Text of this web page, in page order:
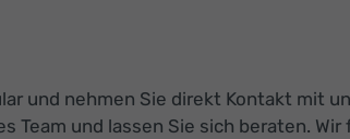
und nehmen Sie direkt Kontakt mit
und lassen Sie sich beraten.